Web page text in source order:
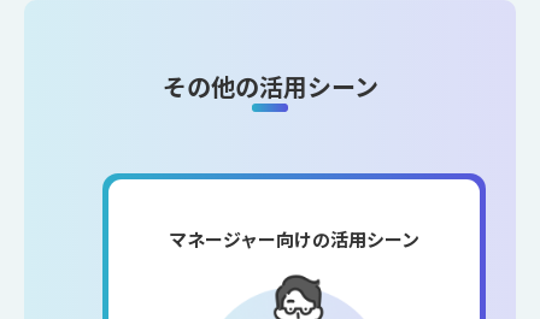
その他の活用シーン
マネージャー向けの活用シーン